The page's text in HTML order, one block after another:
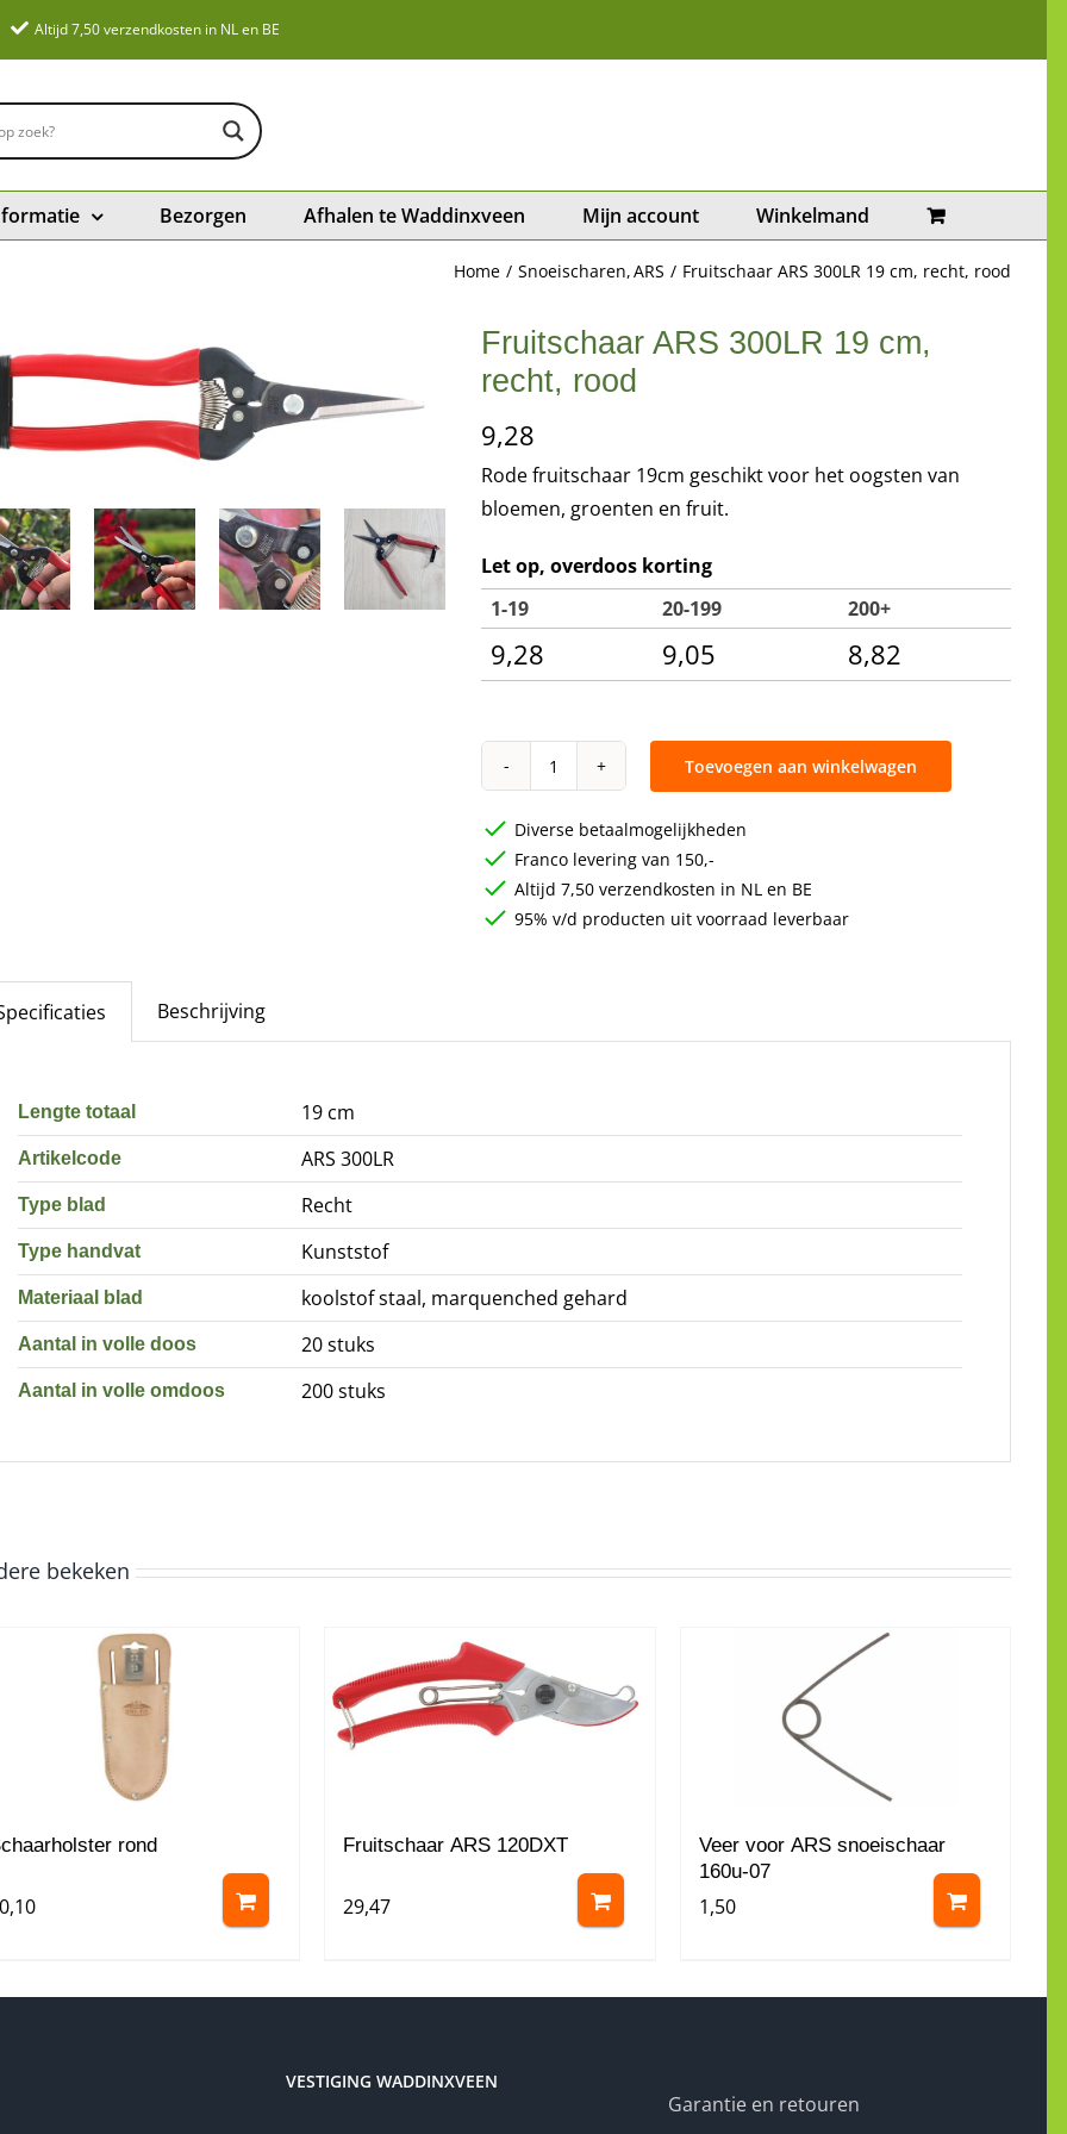
Altijd 7,50 verzendkosten in NL en BE
Bezorgen Afhalen te Waddinxveen Mijn account Winkelmand
Home Snoeischaren ARS Fruitschaar ARS 300LR 19 cm, recht, rood
Fruitschaar ARS 300LR 19 cm,
recht, rood
9,28
Rode fruitschaar 19cm geschikt voor het oogsten van
bloemen, groenten en fruit.
Let op, overdoos korting
1-19
20-199 200+
9,28 9,05 8,82
Fruitschaar
300LR
19
cm,
Toevoegen aan winkelwagen
Diverse betaalmogelijkheden
Franco levering van 150,-
Altijd 7,50 verzendkosten in NL en BE
95% v/d producten uit voorraad leverbaar
Beschrijving
Lengte totaal 19 cm
Artikelcode ARS 300LR
Type blad Recht
Type handvat Kunststof
Materiaal blad koolstof staal, marquenched gehard
Aantal in volle doos 20 stuks
Aantal in volle omdoos 200 stuks
bekeken
rond Fruitschaar ARS 120DXT
29,47
Veer voor ARS snoeischaar
160u-07
1,50
VESTIGING WADDINXVEEN
Garantie en retouren